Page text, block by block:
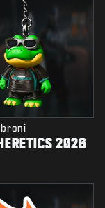
broni
2026